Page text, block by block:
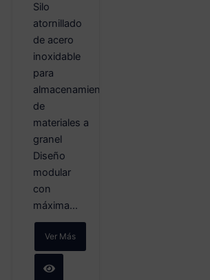
Silo
atornillado
de acero
inoxidable
para
almacenamiento
de
materiales a
granel
Diseño
modular
con
máxima...
Ver Más